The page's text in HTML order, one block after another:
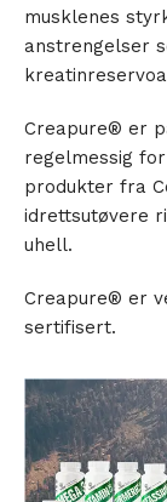
musklenes
anstrengelser
Creapure® er
regelmessig
produkter fra
idrettsutøvere
uhell.
Creapure® er
sertifisert.